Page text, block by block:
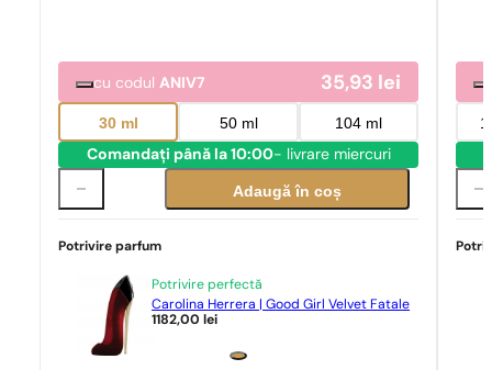
cu codulANIV7 35,93 lei
30 ml 50 ml 104 ml
Comandați până la 10:00- livrare miercuri
Adaugă în coș
Potrivire parfum
Potrivire perfectă
Carolina Herrera | Good Girl Velvet Fatale
1182,00 lei